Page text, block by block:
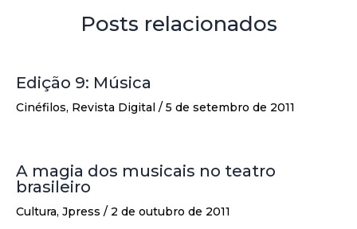
Posts relacionados
Edição 9: Música
Cinéfilos, Revista Digital / 5 de setembro de 2011
A magia dos musicais no teatro
brasileiro
Cultura, Jpress / 2 de outubro de 2011